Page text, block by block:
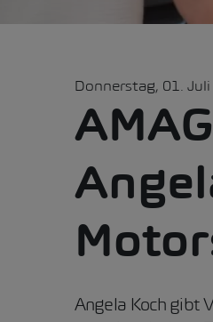
Donnerstag, 01.
Angela Koch gibt